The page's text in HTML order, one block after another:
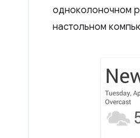
одноколоночном
настольном